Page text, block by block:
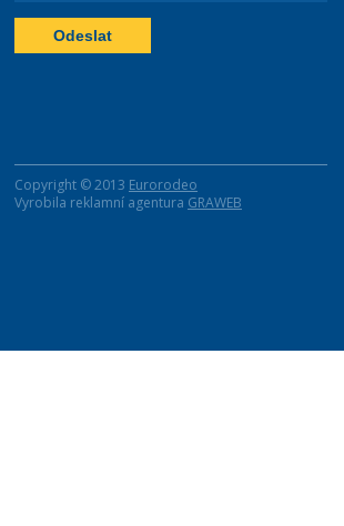
Copyright © 2013 Eurorodeo
Vyrobila reklamní agentura GRAWEB